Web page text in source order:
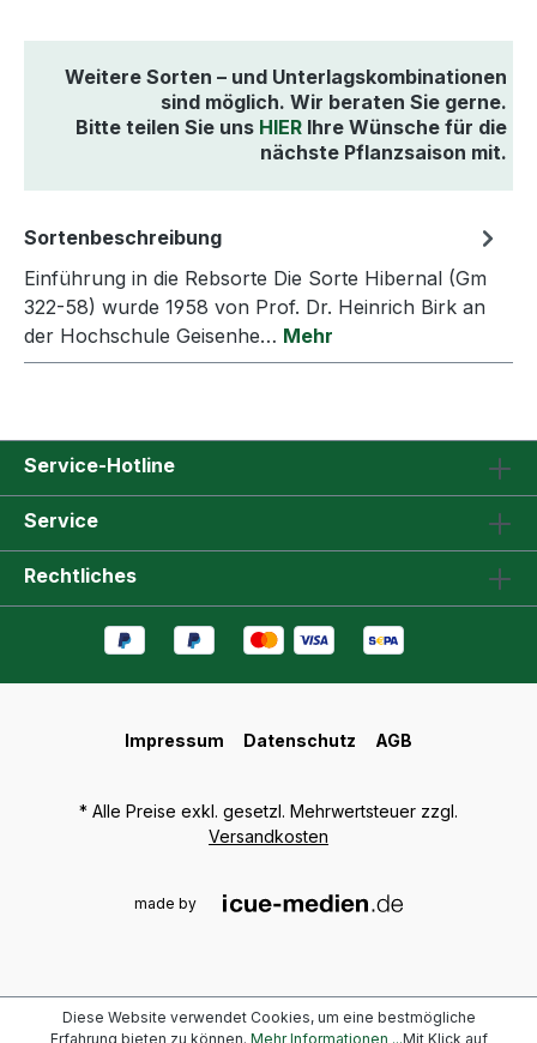
Weitere Sorten – und Unterlagskombinationen
sind möglich. Wir beraten Sie gerne.
Bitte teilen Sie uns HIER Ihre Wünsche für die
nächste Pflanzsaison mit.
Sortenbeschreibung
Einführung in die Rebsorte Die Sorte Hibernal (Gm
322-58) wurde 1958 von Prof. Dr. Heinrich Birk an
der Hochschule Geisenhe… Mehr
Service-Hotline
Service
Rechtliches
Impressum Datenschutz AGB
* Alle Preise exkl. gesetzl. Mehrwertsteuer zzgl.
Versandkosten
made by
Diese Website verwendet Cookies, um eine bestmögliche
Erfahrung bieten zu können. Mehr Informationen ...Mit Klick auf